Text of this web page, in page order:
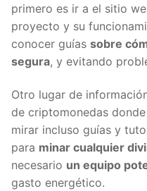
primero es ir a el sitio
proyecto y su
conocer guías sobre
segura, y evitando
Otro lugar de
de criptomonedas
mirar incluso guías y
para minar cualquier
necesario un equipo
gasto energético.